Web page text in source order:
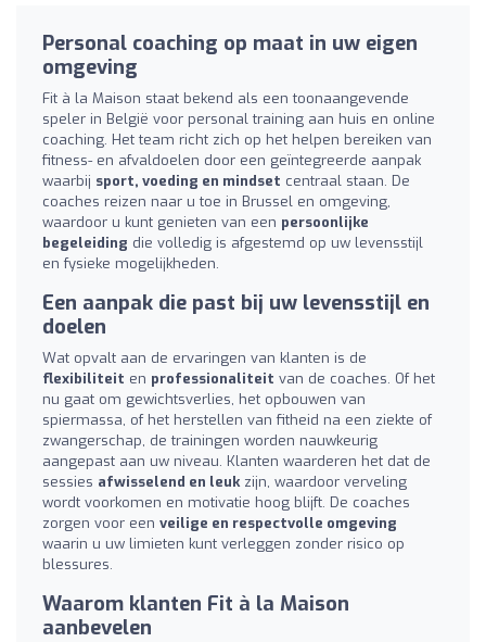
Personal coaching op maat in uw eigen
omgeving
Fit à la Maison staat bekend als een toonaangevende
speler in België voor personal training aan huis en online
coaching. Het team richt zich op het helpen bereiken van
fitness- en afvaldoelen door een geïntegreerde aanpak
waarbij sport, voeding en mindset centraal staan. De
coaches reizen naar u toe in Brussel en omgeving,
waardoor u kunt genieten van een persoonlijke
begeleiding die volledig is afgestemd op uw levensstijl
en fysieke mogelijkheden.
Een aanpak die past bij uw levensstijl en
doelen
Wat opvalt aan de ervaringen van klanten is de
flexibiliteit en professionaliteit van de coaches. Of het
nu gaat om gewichtsverlies, het opbouwen van
spiermassa, of het herstellen van fitheid na een ziekte of
zwangerschap, de trainingen worden nauwkeurig
aangepast aan uw niveau. Klanten waarderen het dat de
sessies afwisselend en leukzijn, waardoor verveling
wordt voorkomen en motivatie hoog blijft. De coaches
zorgen voor een veilige en respectvolle omgeving
waarin u uw limieten kunt verleggen zonder risico op
blessures.
Waarom klanten Fit à la Maison
aanbevelen